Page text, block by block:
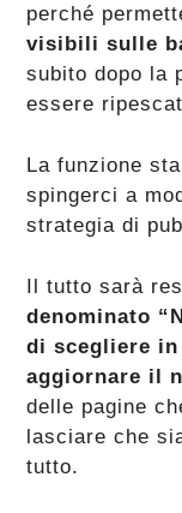
perché
visibili sulle
subito dopo la
essere
La funzione
spingerci a
strategia di
Il tutto sarà
denominato
di scegliere in
aggiornare il
delle pagine
lasciare che
tutto.